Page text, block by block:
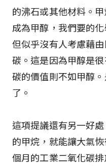
的沸石或其他材料。
成為甲醇，我們要的
但似乎沒有人考慮藉
碳。這是因為甲醇是
碳的價值則不如甲醇
了。
這項提議還有另一好
的甲烷，就能讓大氣
個月的工業二氧化碳